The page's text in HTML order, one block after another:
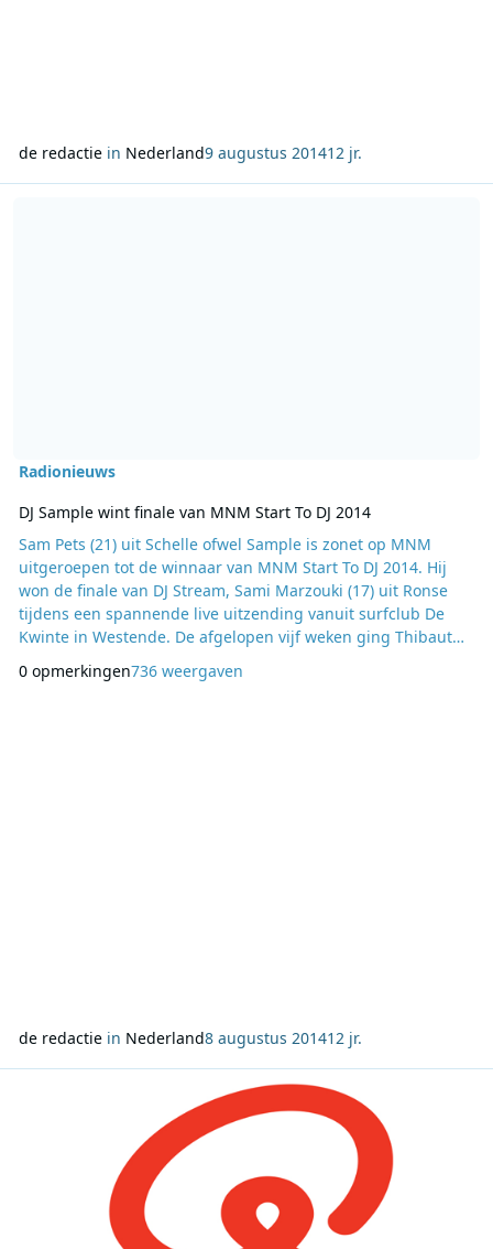
de redactiein Nederland9 augustus 201412 jr.
Radionieuws
DJ Sample wint finale van MNM Start To DJ 2014
Sam Pets (21) uit Schelle ofwel Sample is zonet op MNM
uitgeroepen tot de winnaar van MNM Start To DJ 2014. Hij
won de finale van DJ Stream, Sami Marzouki (17) uit Ronse
tijdens een spannende live uitzending vanuit surfclub De
Kwinte in Westende. De afgelopen vijf weken ging Thibaut
onbekende dj van Vlaanderen. De winnaar van MNM Start To
0 opmerkingen736 weergaven
de redactiein Nederland8 augustus 201412 jr.
Lees meer over 1 jaar ‘Happy’ in de iTunes Top 30